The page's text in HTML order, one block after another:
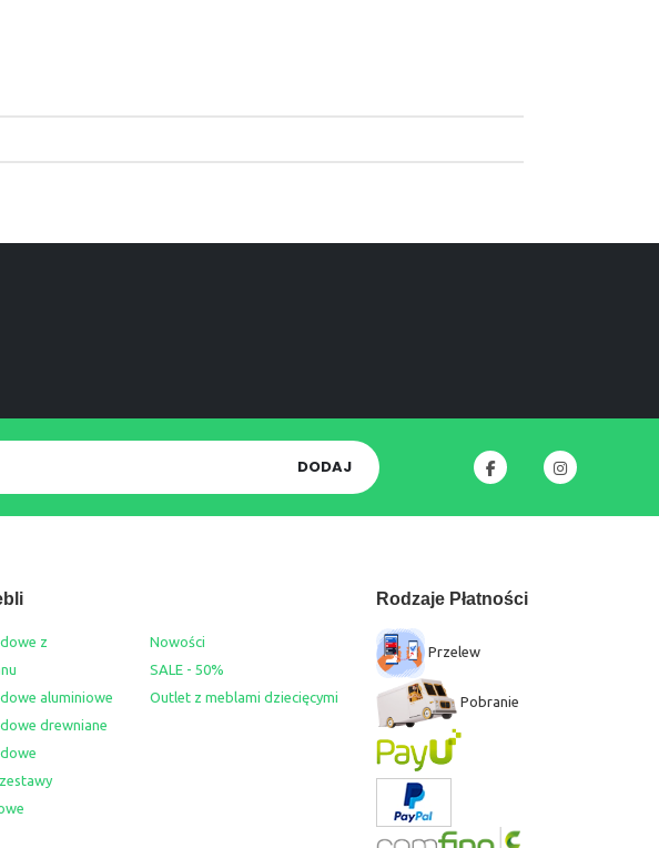
DODAJ
z
aluminiowe
drewniane
Nowości
SALE - 50%
Outlet z meblami dziecięcymi
Rodzaje Płatności
Przelew
Pobranie